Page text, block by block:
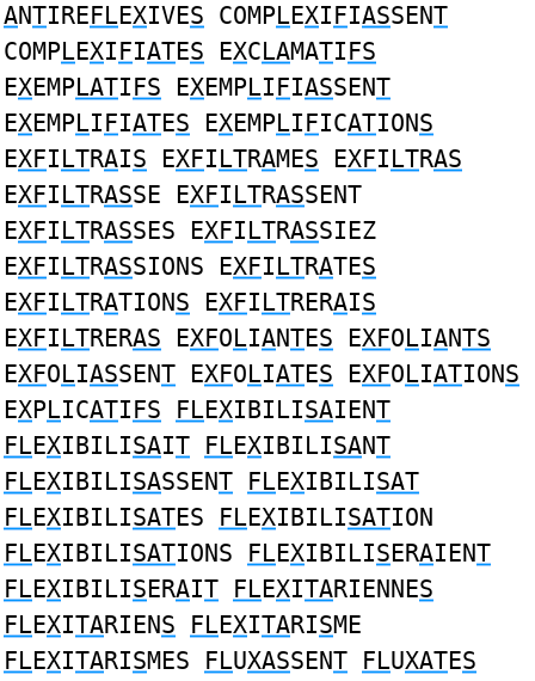
ANTIREFLEXIVES COMPLEXIFIASSENT
COMPLEXIFIATES EXCLAMATIFS
EXEMPLATIFS EXEMPLIFIASSENT
EXEMPLIFIATES EXEMPLIFICATIONS
EXFILTRAIS EXFILTRAMES EXFILTRAS
EXFILTRASSE EXFILTRASSENT
EXFILTRASSES EXFILTRASSIEZ
EXFILTRASSIONS EXFILTRATES
EXFILTRATIONS EXFILTRERAIS
EXFILTRERAS EXFOLIANTES EXFOLIANTS
EXFOLIASSENT EXFOLIATES EXFOLIATIONS
EXPLICATIFS FLEXIBILISAIENT
FLEXIBILISAIT FLEXIBILISANT
FLEXIBILISASSENT FLEXIBILISAT
FLEXIBILISATES FLEXIBILISATION
FLEXIBILISATIONS FLEXIBILISERAIENT
FLEXIBILISERAIT FLEXITARIENNES
FLEXITARIENS FLEXITARISME
FLEXITARISMES FLUXASSENT FLUXATES